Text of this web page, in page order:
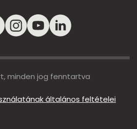
minden jog fenntartva
általános feltételei